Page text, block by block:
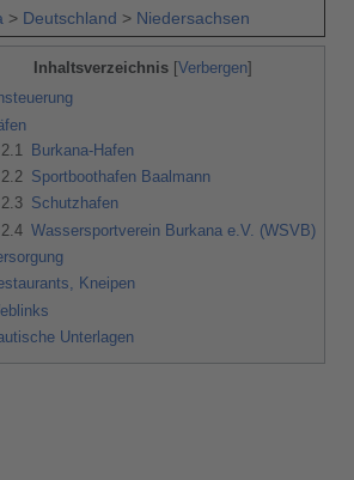
> Deutschland > Niedersachsen
Inhaltsverzeichnis
2.1
Burkana-Hafen
2.2 Sportboothafen Baalmann
2.3 Schutzhafen
2.4 Wassersportverein Burkana e.V. (WSVB)
Kneipen
Unterlagen